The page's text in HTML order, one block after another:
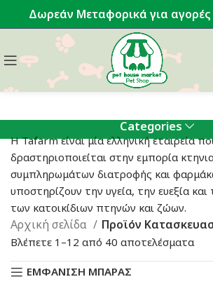
Δωρεάν Μεταφορικά για
Categories
Η Tafarm είναι μία ελληνική εταιρεία
δραστηριοποιείται στην εμπορία
συμπληρωμάτων διατροφής και
υποστηρίζουν την υγεία, την ευεξία
των κατοικίδιων πτηνών και ζώων.
Αρχική σελίδα Προϊόν
Βλέπετε 1–12 από 40 αποτελέσματα
by
ΕΜΦΑΝΙΣΗ ΜΠΑΡΑΣ